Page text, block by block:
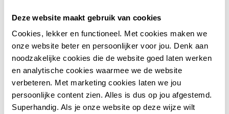
Deze website maakt gebruik van cookies
Cookies, lekker en functioneel. Met cookies maken we
onze website beter en persoonlijker voor jou. Denk aan
noodzakelijke cookies die de website goed laten werken
en analytische cookies waarmee we de website
verbeteren. Met marketing cookies laten we jou
persoonlijke content zien. Alles is dus op jou afgestemd.
Superhandig. Als je onze website op deze wijze wilt